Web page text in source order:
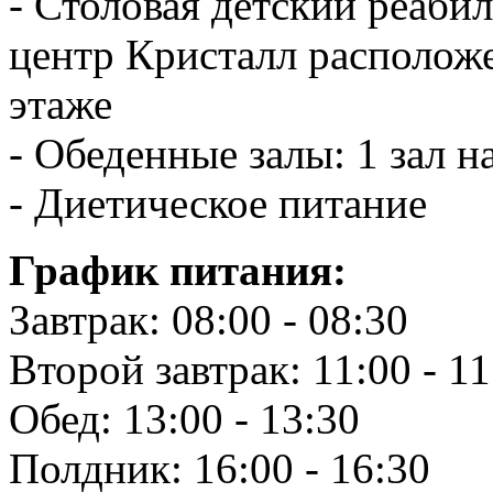
центр Кристалл
этаже
- Обеденные залы: 1 зал
- Диетическое питание
График питания:
Завтрак: 08:00 - 08:30
Второй завтрак: 11:00 -
Обед: 13:00 - 13:30
Полдник: 16:00 - 16:30